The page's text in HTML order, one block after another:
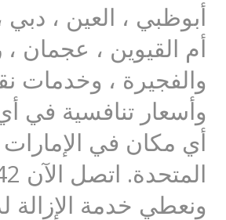
أبوظبي ، العين ، دبي
أم القيوين ، عجمان ،
والفجيرة ، وخدمات
وأسعار تنافسية في
أي مكان في الإمارات
ونعطي خدمة الإزالة